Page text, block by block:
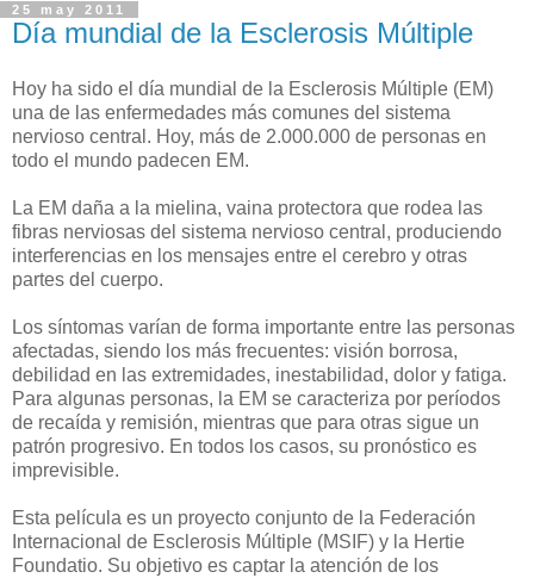
25 may 2011
Día mundial de la Esclerosis Múltiple
Hoy ha sido el día mundial de la Esclerosis Múltiple (EM)
una de las enfermedades más comunes del sistema
nervioso central. Hoy, más de 2.000.000 de personas en
todo el mundo padecen EM.
La EM daña a la mielina, vaina protectora que rodea las
fibras nerviosas del sistema nervioso central, produciendo
interferencias en los mensajes entre el cerebro y otras
partes del cuerpo.
Los síntomas varían de forma importante entre las personas
afectadas, siendo los más frecuentes: visión borrosa,
debilidad en las extremidades, inestabilidad, dolor y fatiga.
Para algunas personas, la EM se caracteriza por períodos
de recaída y remisión, mientras que para otras sigue un
patrón progresivo. En todos los casos, su pronóstico es
imprevisible.
Esta película es un proyecto conjunto de la Federación
Internacional de Esclerosis Múltiple (MSIF) y la Hertie
Foundatio. Su objetivo es captar la atención de los